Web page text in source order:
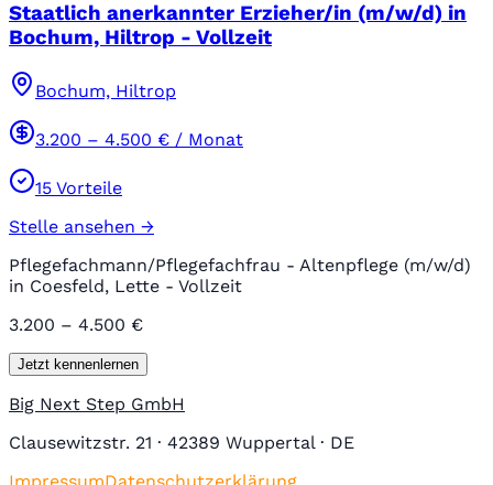
Staatlich anerkannter Erzieher/in (m/w/d) in
Bochum, Hiltrop - Vollzeit
Bochum, Hiltrop
3.200 – 4.500 € / Monat
15 Vorteile
Stelle ansehen →
Pflegefachmann/Pflegefachfrau - Altenpflege (m/w/d)
in Coesfeld, Lette - Vollzeit
3.200 – 4.500 €
Jetzt kennenlernen
Big Next Step GmbH
Clausewitzstr. 21 · 42389 Wuppertal · DE